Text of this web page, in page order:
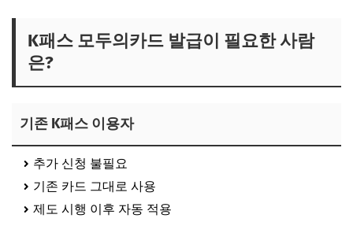
K패스 모두의카드 발급이 필요한 사람
은?
기존 K패스 이용자
추가 신청 불필요
기존 카드 그대로 사용
제도 시행 이후 자동 적용